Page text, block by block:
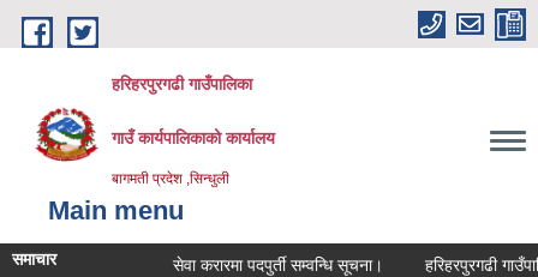
Skip to main content
हरिहरपुरगढी गाउँपालिका
गाउँ कार्यपालिकाको कार्यालय
बागमती प्रदेश ,सिन्धुली
Main menu
समाचार सेवा करारमा पदपुर्ती सम्वन्धि सूचना। हरिहरपुरगढी